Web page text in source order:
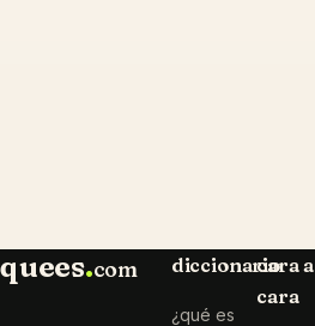
quees.com diccionario
¿qué es
cara a
cara